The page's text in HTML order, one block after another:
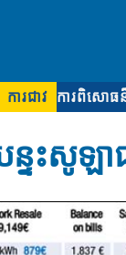
ការជាវ ការពិសោធ
ះសូឡា